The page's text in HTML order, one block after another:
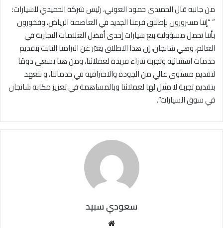
من جانبه قال الحميدي حمود العوني، رئيس شركة الحميدي للسيارات:
” “إننا مسرورون بإطلاق فرعنا الجديد في العاصمة الرياض، وفخورون
بأننا نحمل مسؤولية بيع سيارات إحدى أفضل العلامات التجارية في
العالم، وهي شانجان، إن هذا الاطلاق يعبّر عن التزامنا الثابت بتقديم
خدمات استثنائية وتجربة شراء فريدة لعملائنا، ومن هنا نسعى دومًا
لتقديم مستوى عالي من الجودة والاحترافية في خدماتنا، و نتعهد
بتقديم تجربة لا مثيل لها لعملائنا وبالمساهمة في تعزيز مكانة شانجان
في سوق السيارات”.
سعودي سبيد